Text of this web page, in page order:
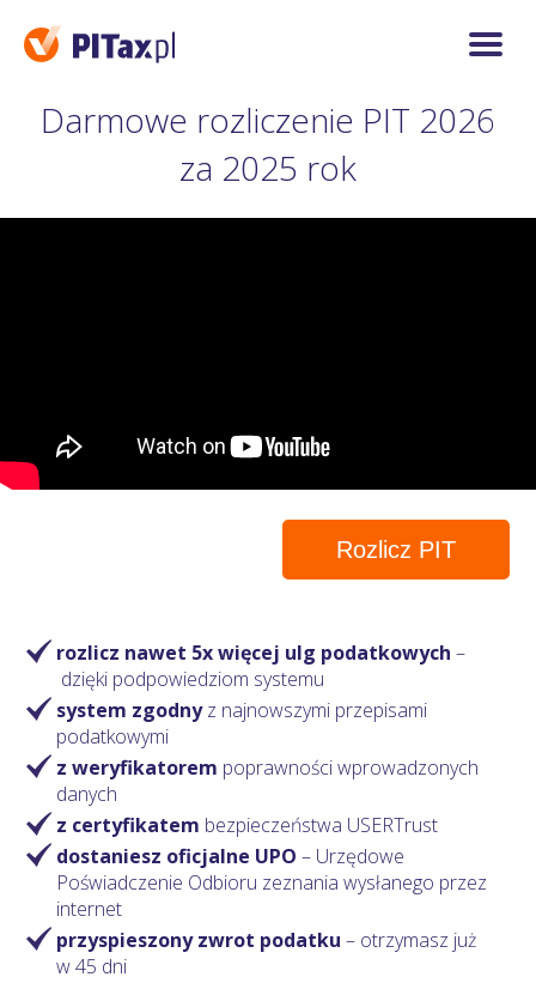
Darmowe rozliczenie PIT 2026
za 2025 rok
Rozlicz PIT
rozlicz nawet 5x więcej ulg podatkowych–
dzięki podpowiedziom systemu
system zgodnyz najnowszymi przepisami
podatkowymi
z weryfikatorem poprawności wprowadzonych
danych
z certyfikatem bezpieczeństwa USERTrust
dostaniesz oficjalne UPO – Urzędowe
Poświadczenie Odbioru zeznania wysłanego przez
internet
przyspieszony zwrot podatku – otrzymasz już
w 45 dni